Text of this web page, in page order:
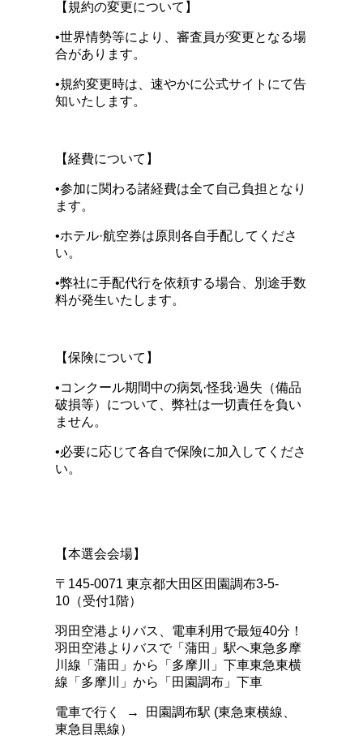
【規約の変更について】
•世界情勢等により、審査員が変更となる場
合があります。
•規約変更時は、速やかに公式サイトにて告
知いたします。
【経費について】
•参加に関わる諸経費は全て自己負担となり
ます。
•ホテル·航空券は原則各自手配してくださ
い。
•弊社に手配代行を依頼する場合、別途手数
料が発生いたします。
【保険について】
•コンクール期間中の病気·怪我·過失（備品
破損等）について、弊社は一切責任を負い
ません。
•必要に応じて各自で保険に加入してくださ
い。
【本選会会場】
〒145-0071 東京都大田区田園調布3-5-
10（受付1階）
羽田空港よりバス、電車利用で最短40分！
羽田空港よりバスで「蒲田」駅へ東急多摩
川線「蒲田」から「多摩川」下車東急東横
線「多摩川」から「田園調布」下車
電車で行く → 田園調布駅 (東急東横線、
東急目黒線）